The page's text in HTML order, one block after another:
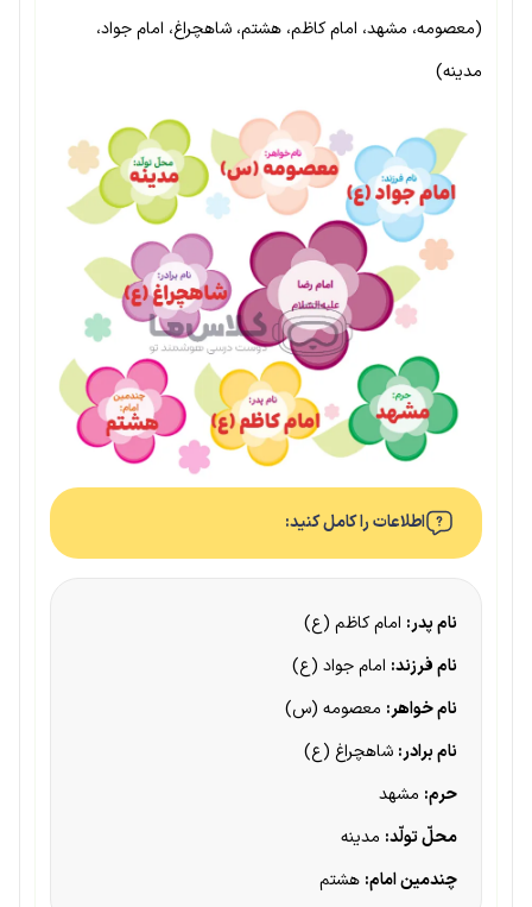
(معصومه، مشهد، امام کاظم، هشتم، شاهچراغ، امام جواد،
مدینه)
اطلاعات را کامل کنید:
نام پدر: امام کاظم (ع)
نام فرزند: امام جواد (ع)
نام خواهر: معصومه (س)
نام برادر: شاهچراغ (ع)
حرم: مشهد
محلّ تولّد: مدینه
چندمین امام: هشتم